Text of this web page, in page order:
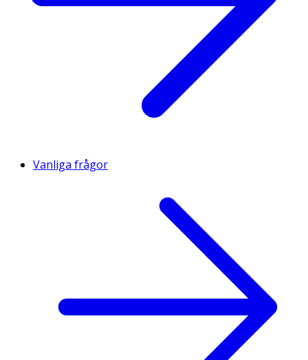
Vanliga frågor